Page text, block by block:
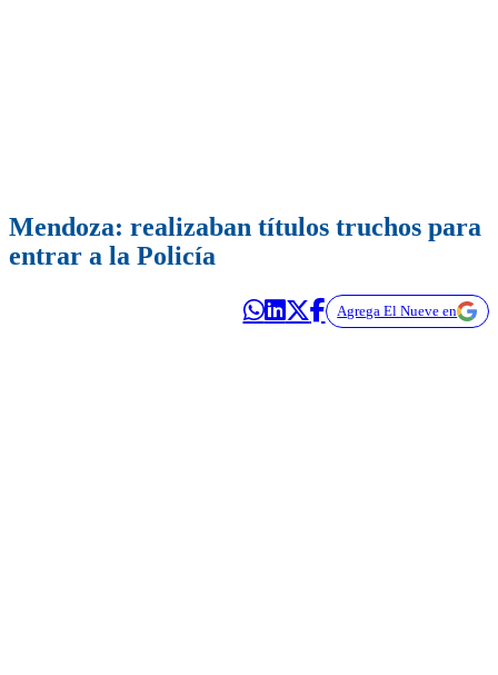
Mendoza: realizaban títulos truchos para
entrar a la Policía
Agrega El Nueve en